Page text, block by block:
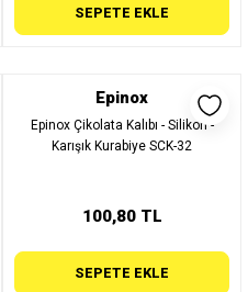
SEPETE EKLE
Epinox
Epinox Çikolata Kalıbı - Silikon -
Karışık Kurabiye SCK-32
100,80 TL
SEPETE EKLE